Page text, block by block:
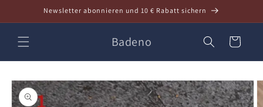
Inhalt
Newsletter abonnieren und 10 € Rabatt sichern
Badeno Warenkorb